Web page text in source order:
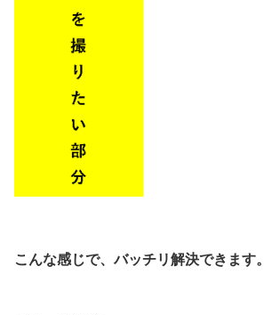
こんな感じで、バッチリ解決できます。